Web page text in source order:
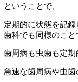
ということで、
定期的に状態を記
歯科でも同様のこと
歯周病も虫歯も定期
急速な歯周病や虫歯